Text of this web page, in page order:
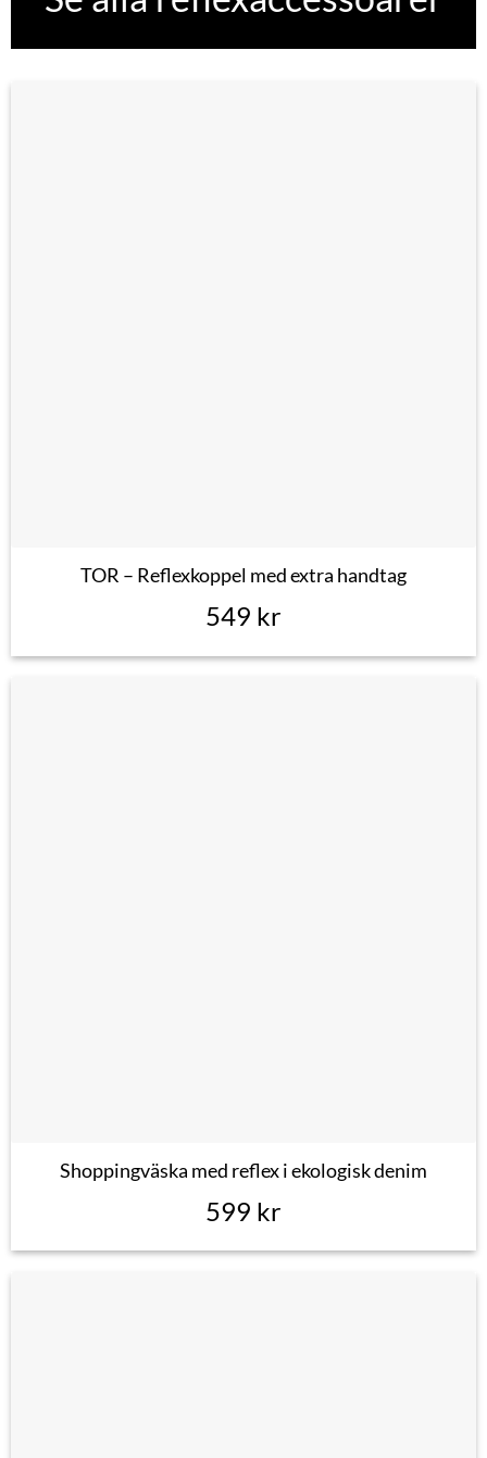
TOR – Reflexkoppel med extra handtag
549 kr
Shoppingväska med reflex i ekologisk denim
599 kr